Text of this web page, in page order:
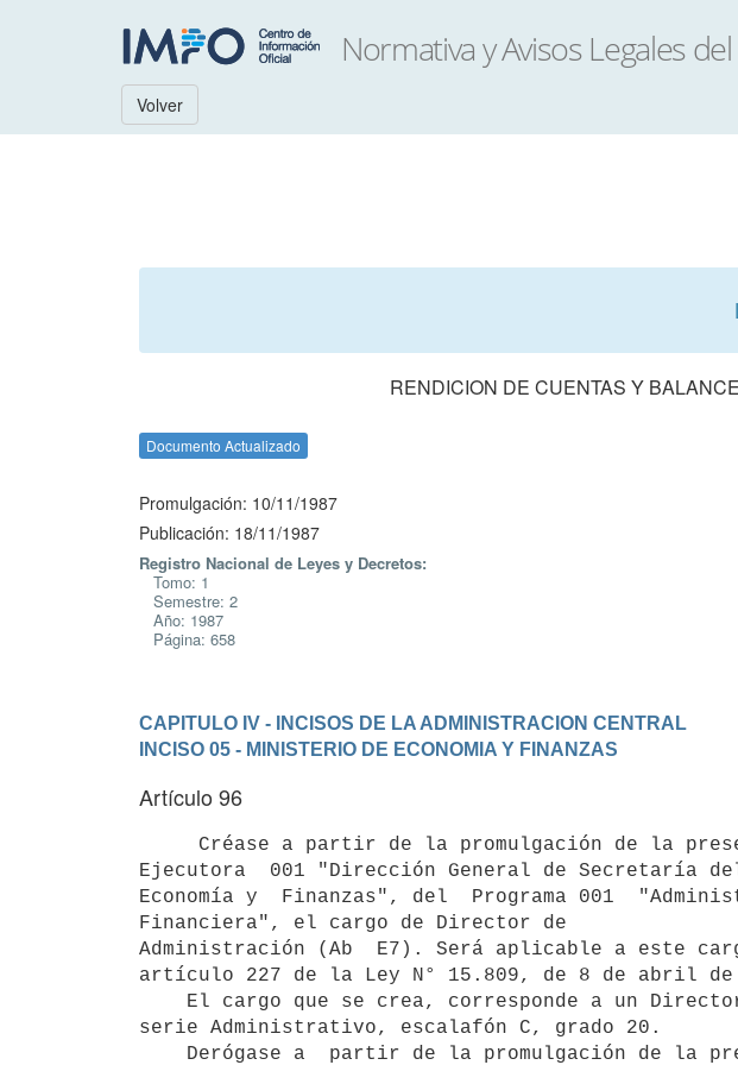
Volver
RENDICION DE CUENTAS Y
Documento Actualizado
Promulgación: 10/11/1987
Publicación: 18/11/1987
Registro Nacional de Leyes y Decretos:
Tomo: 1
Semestre: 2
Año: 1987
Página: 658
CAPITULO IV - INCISOS DE LA ADMINISTRACION CENTRAL
INCISO 05 - MINISTERIO DE ECONOMIA Y FINANZAS
Artículo 96
Ejecutora  001 "Dirección General de Secretaría
Economía y  Finanzas", del  Programa 001
Financiera", el cargo de Director de
Administración (Ab  E7). Será aplicable a este
artículo 227 de la Ley N° 15.809, de 8 de abril de
serie Administrativo, escalafón C, grado 20.